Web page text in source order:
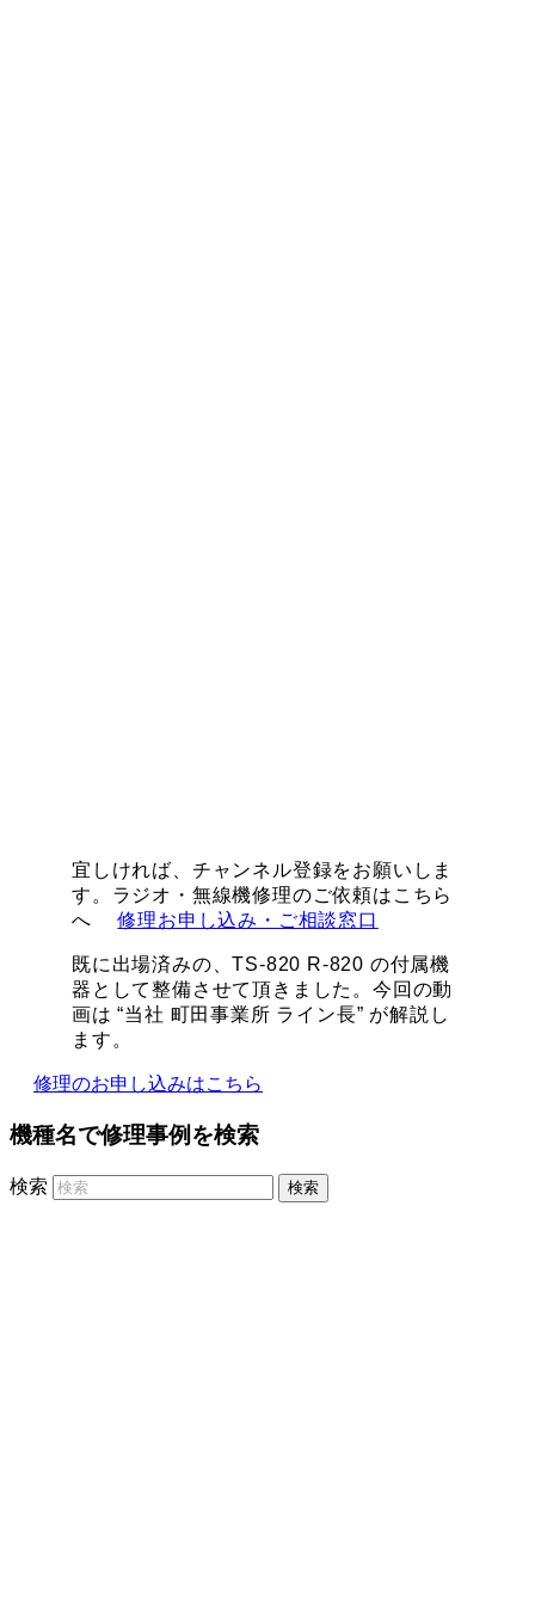
宜しければ、チャンネル登録をお願いしま
す。ラジオ・無線機修理のご依頼はこちら
へ修理お申し込み・ご相談窓口
既に出場済みの、TS-820 R-820 の付属機
器として整備させて頂きました。今回の動
画は “当社 町田事業所 ライン長” が解説し
ます。
修理のお申し込みはこちら
機種名で修理事例を検索
検索